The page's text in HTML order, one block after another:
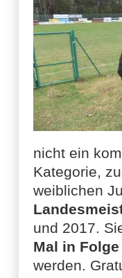
nicht ein
Kategorie,
weiblichen
und 2017.
Mal in Folge
werden.